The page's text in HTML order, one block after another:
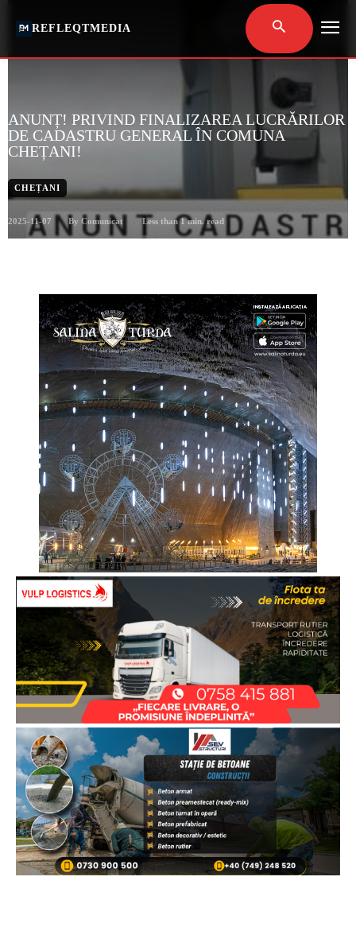
REFLEQTMEDIA
ANUNȚ! PRIVIND FINALIZAREA LUCRĂRILOR
DE CADASTRU GENERAL ÎN COMUNA
CHEȚANI!
CHEȚANI
2025-11-07 By Comunicat Less than 1min. read